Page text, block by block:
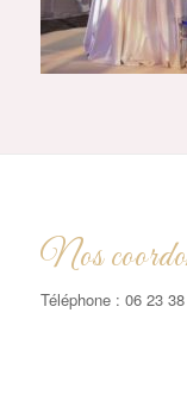
Nos
Téléphone : 06 23